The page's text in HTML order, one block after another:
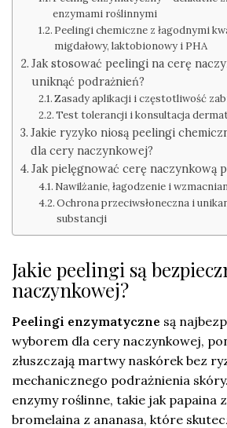
enzymami roślinnymi
Peelingi chemiczne z łagodnymi
migdałowy, laktobionowy i PHA
Jak stosować peelingi na cerę
uniknąć podrażnień?
Zasady aplikacji i częstotliwość
Test tolerancji i konsultacja
Jakie ryzyko niosą peelingi
dla cery naczynkowej?
Jak pielęgnować cerę naczynkową
Nawilżanie, łagodzenie i
Ochrona przeciwsłoneczna i
substancji
Jakie peelingi są
naczynkowej?
Peelingi enzymatyczne są
wyborem dla cery naczynkowej,
złuszczają martwy naskórek bez
mechanicznego podrażnienia
enzymy roślinne, takie jak papaina
bromelaina z ananasa, które